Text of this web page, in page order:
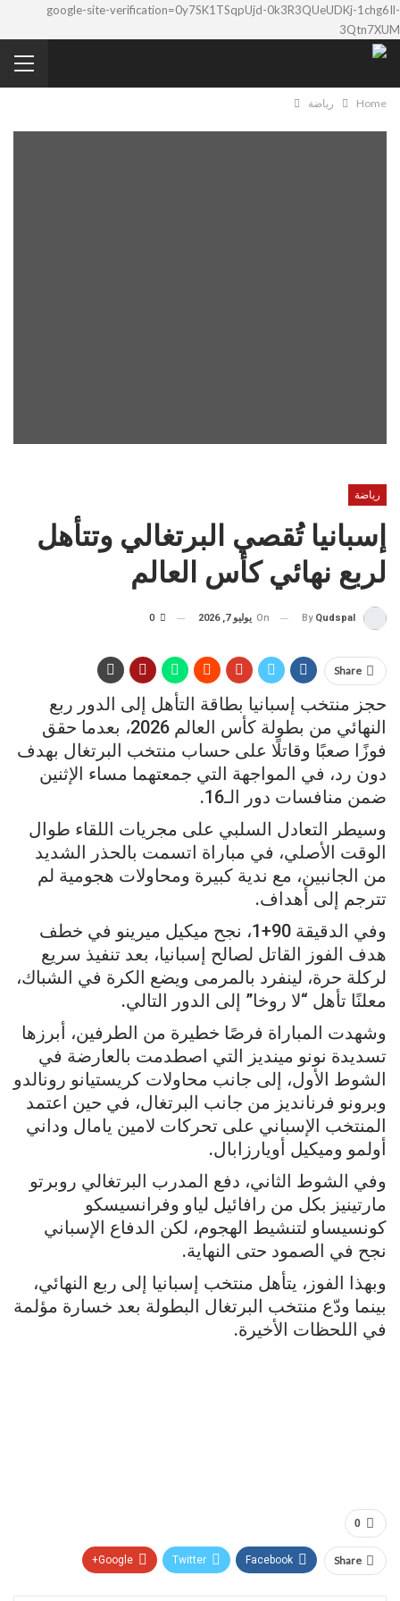
google-site-verification=0y7SK1TSqpUjd-0k3R3QUeUDKj-1chg6Il-
3Qtn7XUM
Home رياضة
رياضة
إسبانيا تُقصي البرتغالي وتتأهل
لربع نهائي كأس العالم
By Qudspal
On يوليو 7, 2026
Share
حجز منتخب إسبانيا بطاقة التأهل إلى الدور ربع
النهائي من بطولة كأس العالم 2026، بعدما حقق
فوزًا صعبًا وقاتلًا على حساب منتخب البرتغال بهدف
دون رد، في المواجهة التي جمعتهما مساء الإثنين
ضمن منافسات دور الـ16.
وسيطر التعادل السلبي على مجريات اللقاء طوال
الوقت الأصلي، في مباراة اتسمت بالحذر الشديد
من الجانبين، مع ندية كبيرة ومحاولات هجومية لم
تترجم إلى أهداف.
وفي الدقيقة 90+1، نجح ميكيل ميرينو في خطف
هدف الفوز القاتل لصالح إسبانيا، بعد تنفيذ سريع
لركلة حرة، لينفرد بالمرمى ويضع الكرة في الشباك،
معلنًا تأهل “لا روخا” إلى الدور التالي.
وشهدت المباراة فرصًا خطيرة من الطرفين، أبرزها
تسديدة نونو مينديز التي اصطدمت بالعارضة في
الشوط الأول، إلى جانب محاولات كريستيانو رونالدو
وبرونو فرنانديز من جانب البرتغال، في حين اعتمد
المنتخب الإسباني على تحركات لامين يامال وداني
أولمو وميكيل أويارزابال.
وفي الشوط الثاني، دفع المدرب البرتغالي روبرتو
مارتينيز بكل من رافائيل لياو وفرانسيسكو
كونسيساو لتنشيط الهجوم، لكن الدفاع الإسباني
نجح في الصمود حتى النهاية.
وبهذا الفوز، يتأهل منتخب إسبانيا إلى ربع النهائي،
بينما ودّع منتخب البرتغال البطولة بعد خسارة مؤلمة
في اللحظات الأخيرة.
0
Share
Facebook
Twitter
Google+